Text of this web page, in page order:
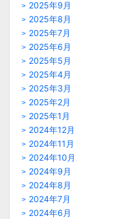
2025年9月
2025年8月
2025年7月
2025年6月
2025年5月
2025年4月
2025年3月
2025年2月
2025年1月
2024年12月
2024年11月
2024年10月
2024年9月
2024年8月
2024年7月
2024年6月